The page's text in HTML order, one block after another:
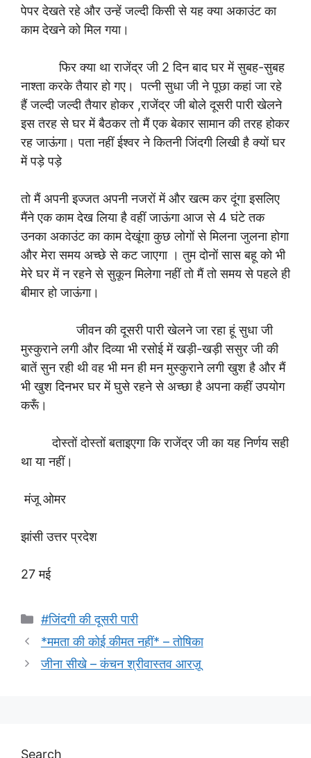
पेपर देखते रहे और उन्हें जल्दी किसी से यह क्या अकाउंट का
काम देखने को मिल गया।
फिर क्या था राजेंद्र जी 2 दिन बाद घर में सुबह-सुबह
नाश्ता करके तैयार हो गए। पत्नी सुधा जी ने पूछा कहां जा रहे
हैं जल्दी जल्दी तैयार होकर ,राजेंद्र जी बोले दूसरी पारी खेलने
इस तरह से घर में बैठकर तो मैं एक बेकार सामान की तरह होकर
रह जाऊंगा। पता नहीं ईश्वर ने कितनी जिंदगी लिखी है क्यों घर
में पड़े पड़े
तो मैं अपनी इज्जत अपनी नजरों में और खत्म कर दूंगा इसलिए
मैंने एक काम देख लिया है वहीं जाऊंगा आज से 4 घंटे तक
उनका अकाउंट का काम देखूंगा कुछ लोगों से मिलना जुलना होगा
और मेरा समय अच्छे से कट जाएगा । तुम दोनों सास बहू को भी
मेरे घर में न रहने से सुकून मिलेगा नहीं तो मैं तो समय से पहले ही
बीमार हो जाऊंगा।
जीवन की दूसरी पारी खेलने जा रहा हूं सुधा जी
मुस्कुराने लगी और दिव्या भी रसोई में खड़ी-खड़ी ससुर जी की
बातें सुन रही थी वह भी मन ही मन मुस्कुराने लगी खुश है और मैं
भी खुश दिनभर घर में घुसे रहने से अच्छा है अपना कहीं उपयोग
करूँ।
दोस्तों दोस्तों बताइएगा कि राजेंद्र जी का यह निर्णय सही
था या नहीं।
मंजू ओमर
झांसी उत्तर प्रदेश
27 मई
Categories
#जिंदगी की दूसरी पारी
*ममता की कोई कीमत नहीं* – तोषिका
जीना सीखे – कंचन श्रीवास्तव आरज़ू
Search